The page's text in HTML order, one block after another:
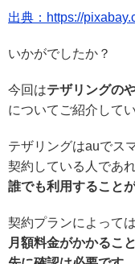
出典：https://
いかがでしたか？
今回はテザリングの
についてご紹介して
テザリングはauでス
契約している人であれ
誰でも利用すること
契約プランによっては
月額料金がかかるこ